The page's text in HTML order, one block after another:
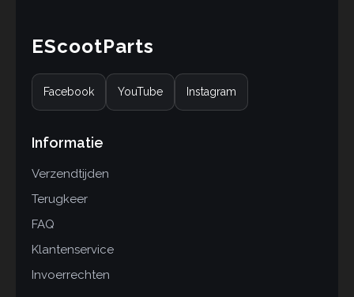
EScootParts
Facebook YouTube Instagram
Informatie
Verzendtijden
Terugkeer
FAQ
Klantenservice
Invoerrechten